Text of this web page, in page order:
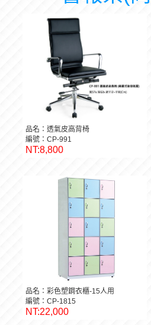
品名：透氣皮高背椅
編號：CP-991
NT:8,800
品名：彩色塑鋼衣櫃-15人用
編號：CP-1815
NT:22,000